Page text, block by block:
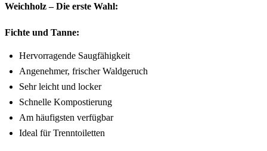
Weichholz – Die erste Wahl:
Fichte und Tanne:
Hervorragende Saugfähigkeit
Angenehmer, frischer Waldgeruch
Sehr leicht und locker
Schnelle Kompostierung
Am häufigsten verfügbar
Ideal für Trenntoiletten